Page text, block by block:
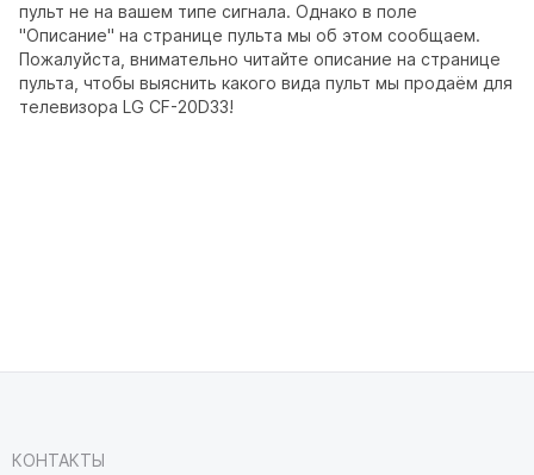
пульт не на вашем типе сигнала. Однако в поле
"Описание" на странице пульта мы об этом сообщаем.
Пожалуйста, внимательно читайте описание на странице
пульта, чтобы выяснить какого вида пульт мы продаём для
телевизора LG CF-20D33!
КОНТАКТЫ